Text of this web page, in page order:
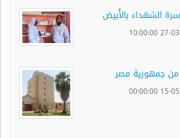
الشهداء بالأُبيض
جمهورية مصر